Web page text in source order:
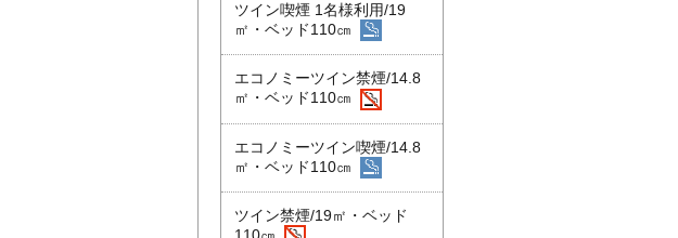
ツイン喫煙 1名様利用/19
㎡・ベッド110㎝
エコノミーツイン禁煙/14.8
㎡・ベッド110㎝
エコノミーツイン喫煙/14.8
㎡・ベッド110㎝
ツイン禁煙/19㎡・ベッド